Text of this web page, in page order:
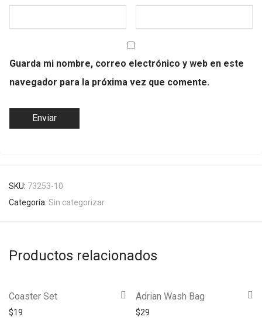
Guarda mi nombre, correo electrónico y web en este
navegador para la próxima vez que comente.
SKU: 73253-10
Categoría: Sin categorizar
Productos relacionados
Coaster Set
$19
Adrian Wash Bag
$29